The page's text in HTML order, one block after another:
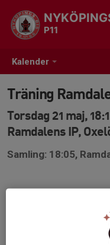
Kalender
P11
Träning
Torsdag 21 maj,
Ramdalens IP,
Samling: 18:05,